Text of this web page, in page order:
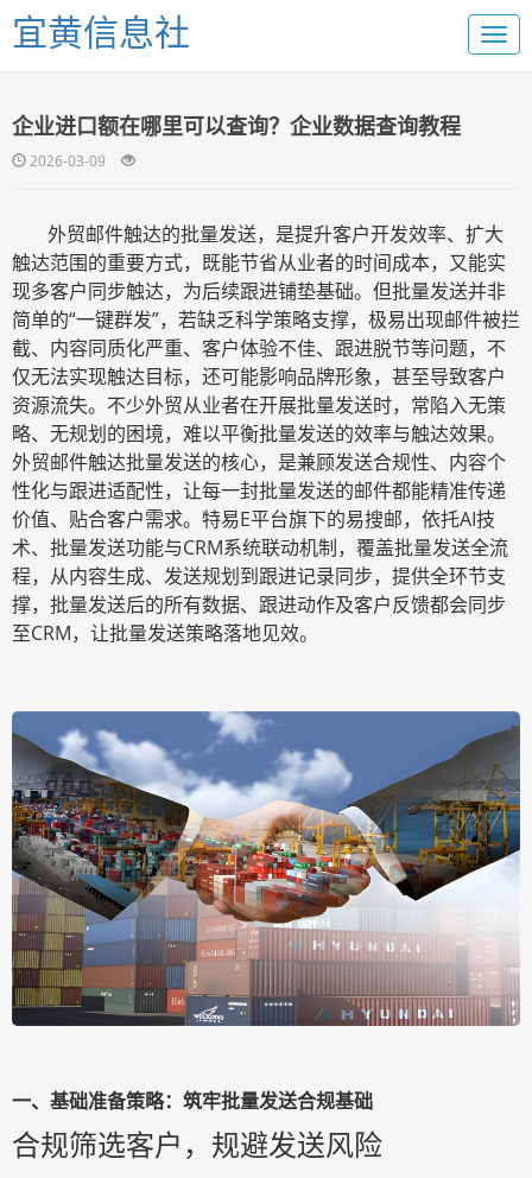
宜黄信息社
企业进口额在哪里可以查询？企业数据查询教程
2026-03-09
外贸邮件触达的批量发送，是提升客户开发效率、扩大
触达范围的重要方式，既能节省从业者的时间成本，又能实
现多客户同步触达，为后续跟进铺垫基础。但批量发送并非
简单的“一键群发”，若缺乏科学策略支撑，极易出现邮件被拦
截、内容同质化严重、客户体验不佳、跟进脱节等问题，不
仅无法实现触达目标，还可能影响品牌形象，甚至导致客户
资源流失。不少外贸从业者在开展批量发送时，常陷入无策
略、无规划的困境，难以平衡批量发送的效率与触达效果。
外贸邮件触达批量发送的核心，是兼顾发送合规性、内容个
性化与跟进适配性，让每一封批量发送的邮件都能精准传递
价值、贴合客户需求。特易E平台旗下的易搜邮，依托AI技
术、批量发送功能与CRM系统联动机制，覆盖批量发送全流
程，从内容生成、发送规划到跟进记录同步，提供全环节支
撑，批量发送后的所有数据、跟进动作及客户反馈都会同步
至CRM，让批量发送策略落地见效。
一、基础准备策略：筑牢批量发送合规基础
合规筛选客户，规避发送风险